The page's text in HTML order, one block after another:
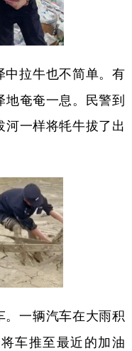
拉牛也不简单。 有
奄奄一息。民警到
一样将牦牛拔了出
。一辆汽车在大雨积
车推至最近的加油